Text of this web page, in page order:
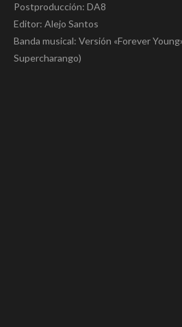
Postproducción: DA8
Editor: Alejo Santos
Banda musical: Versión «Forever
Supercharango)